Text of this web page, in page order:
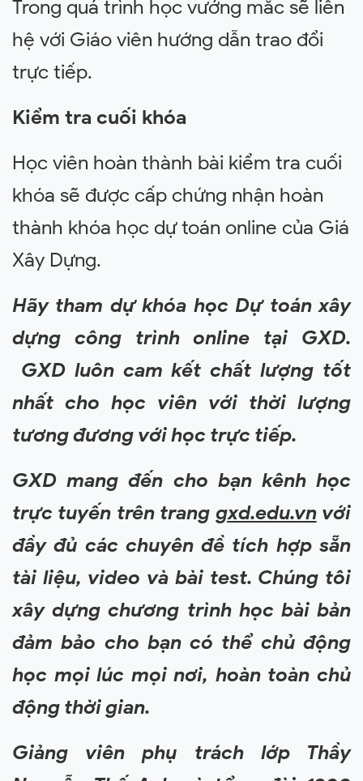
Trong quá trình học vướng mắc sẽ liên
hệ với Giáo viên hướng dẫn trao đổi
trực tiếp.
Kiểm tra cuối khóa
Học viên hoàn thành bài kiểm tra cuối
khóa sẽ được cấp chứng nhận hoàn
thành khóa học dự toán online của Giá
Xây Dựng.
Hãy tham dự khóa học Dự toán xây
dựng công trình online tại GXD.
GXD luôn cam kết chất lượng tốt
nhất cho học viên với thời lượng
tương đương với học trực tiếp.
GXD mang đến cho bạn kênh học
trực tuyến trên trang gxd.edu.vnvới
đầy đủ các chuyên đề tích hợp sẵn
tài liệu, video và bài test. Chúng tôi
xây dựng chương trình học bài bản
đảm bảo cho bạn có thể chủ động
học mọi lúc mọi nơi, hoàn toàn chủ
động thời gian.
Giảng viên phụ trách lớp Thầy